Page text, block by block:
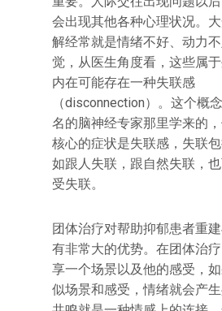
会出现其他各种心理状况。
解经常就是情绪不好、动力
觉，从医生角度看，这些属
内在可能存在一种失联感
（disconnection）。这个概
名的脑神经专家那里学来的
核心的症状是失联感，失联
如跟人失联，跟自然失联，
受失联。
团体治疗对帮助抑郁患者重
有非常大的优势。在团体治
享一个场景以及他的感受，
似场景和感受，情绪就会产